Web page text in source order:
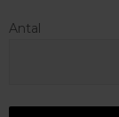
Antal